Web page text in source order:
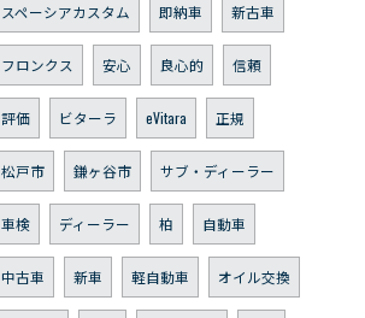
スペーシアカスタム 即納車 新古車
フロンクス 安心 良心的 信頼
評価 ビターラ eVitara 正規
松戸市 鎌ヶ谷市 サブ・ディーラー
車検 ディーラー 柏 自動車
中古車 新車 軽自動車 オイル交換